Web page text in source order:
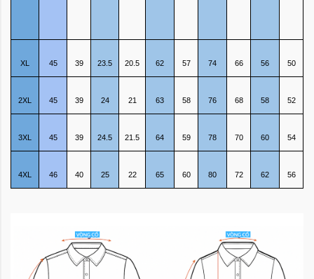
XL 45 39 23.5 20.5 62 57 74 66 56 50
2XL 45 39 24 21 63 58 76 68 58 52
3XL 45 39 24.5 21.5 64 59 78 70 60 54
4XL 46 40 25 22 65 60 80 72 62 56